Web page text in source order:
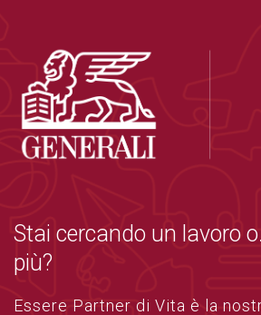
Stai cercando un lavoro
più?
Essere Partner di Vita è la